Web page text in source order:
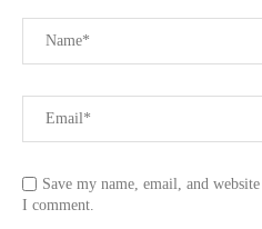
Save my name, email, and
I comment.